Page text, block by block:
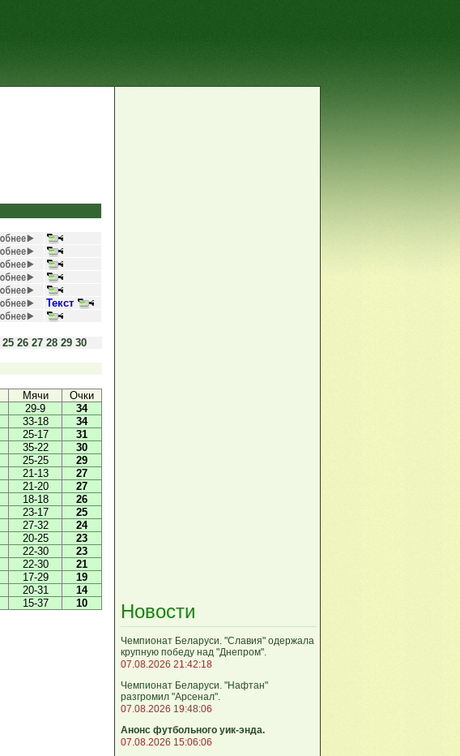
Текст
25 26 27 28 29 30
Мячи
Очки
29-9
34
33-18
34
25-17
31
35-22
30
25-25
29
21-13
27
21-20
27
18-18
26
23-17
25
27-32
24
20-25
23
22-30
23
22-30
21
17-29
19
20-31
14
15-37 10 Новости
Чемпионат Беларуси. "Славия" одержала
крупную победу над "Днепром".
07.08.2026 21:42:18
Чемпионат Беларуси. "Нафтан"
разгромил "Арсенал".
07.08.2026 19:48:06
Анонс футбольного уик-энда.
07.08.2026 15:06:06